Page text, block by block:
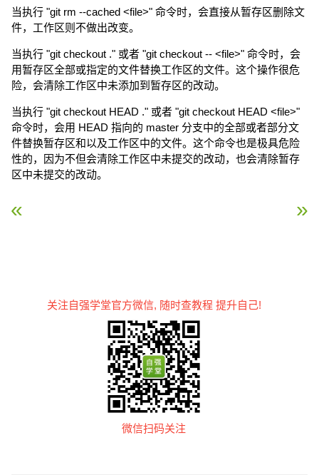
当执行 "git rm --cached <file>" 命令时，会直接从暂存区删除文
件，工作区则不做出改变。
当执行 "git checkout ." 或者 "git checkout -- <file>" 命令时，会
用暂存区全部或指定的文件替换工作区的文件。这个操作很危
险，会清除工作区中未添加到暂存区的改动。
当执行 "git checkout HEAD ." 或者 "git checkout HEAD <file>"
命令时，会用 HEAD 指向的 master 分支中的全部或者部分文
件替换暂存区和以及工作区中的文件。这个命令也是极具危险
性的，因为不但会清除工作区中未提交的改动，也会清除暂存
区中未提交的改动。
« Git 创建仓库 Git 基本操作 »
关注自强学堂官方微信, 随时查教程 提升自己!
微信扫码关注